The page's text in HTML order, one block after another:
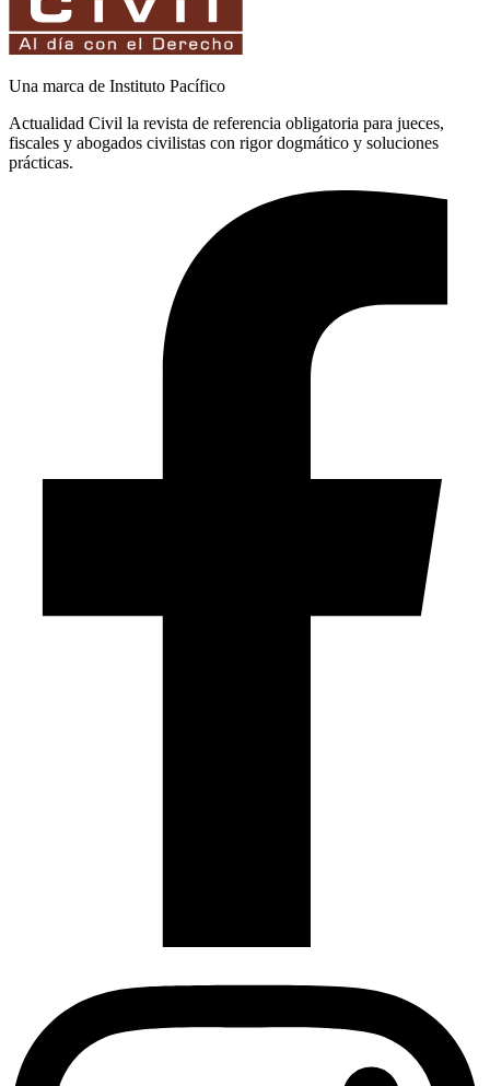
Una marca de Instituto Pacífico
Actualidad Civil la revista de referencia obligatoria para jueces,
fiscales y abogados civilistas con rigor dogmático y soluciones
prácticas.